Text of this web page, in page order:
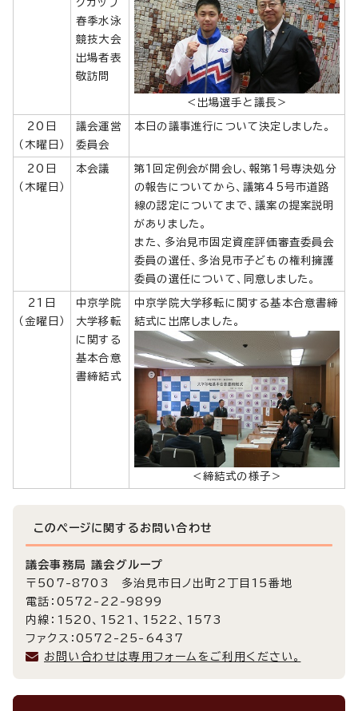
春季水泳
競技大会
出場者表
敬訪問
＜出場選手と議長＞
20日
（木曜日）
議会運営
委員会
本日の議事進行について決定しました。
20日
（木曜日）
本会議
第1回定例会が開会し、報第1号専決処分
の報告についてから、議第45号市道路
線の認定についてまで、議案の提案説明
がありました。
また、多治見市固定資産評価審査委員会
委員の選任、多治見市子どもの権利擁護
委員の選任について、同意しました。
21日
（金曜日）
中京学院
大学移転
に関する
基本合意
書締結式
中京学院大学移転に関する基本合意書締
結式に出席しました。
＜締結式の様子＞
このページに関する お問い合わせ
議会事務局 議会グループ
〒507-8703 多治見市日ノ出町2丁目15番地
電話：0572-22-9899
内線：1520、1521、1522、1573
ファクス：0572-25-6437
お問い合わせは専用フォームをご利用ください。